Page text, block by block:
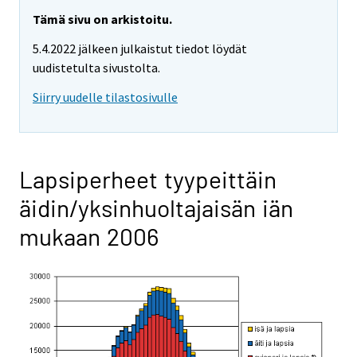
Tämä sivu on arkistoitu.
5.4.2022 jälkeen julkaistut tiedot löydät
uudistetulta sivustolta.
Siirry uudelle tilastosivulle
Lapsiperheet tyypeittäin
äidin/yksinhuoltajaisän iän
mukaan 2006